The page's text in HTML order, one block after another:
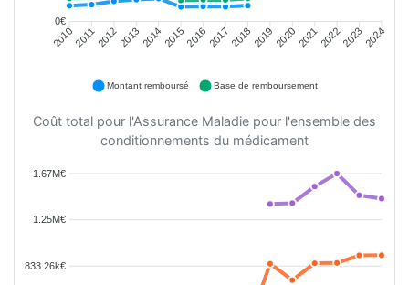
0€
201020112012201320142015201620172018201920202021202220232024
Montant remboursé Base de remboursement
Coût total pour l'Assurance Maladie pour l'ensemble des
conditionnements du médicament
1.67M€
1.25M€
833.26k€